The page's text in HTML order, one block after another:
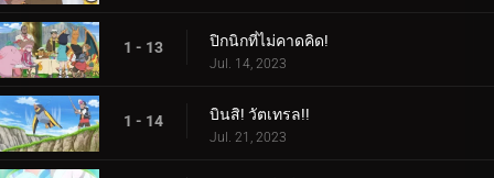
1 - 13 ปิกนิกที่ไม่คาดคิด!
Jul. 14, 2023
1 - 14 บินสิ! วัตเทรล!!
Jul. 21, 2023